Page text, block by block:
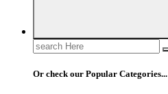
Search
for:
Or check our Popular Categories...